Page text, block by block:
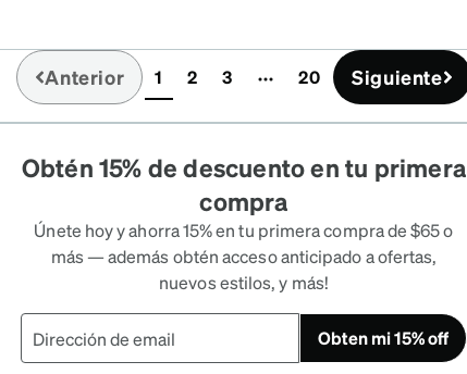
Anterior 1(current)
2 3 20 Siguiente
Obtén 15% de descuento en tu primera
compra
Únete hoy y ahorra 15% en tu primera compra de $65 o
más — además obtén acceso anticipado a ofertas,
nuevos estilos, y más!
Obten mi 15% off